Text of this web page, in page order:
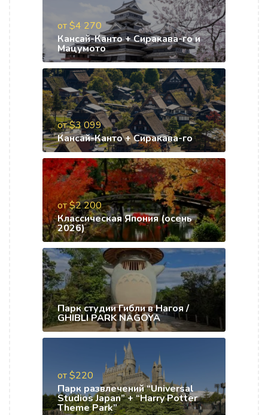
от $4 270
Кансай-Канто + Сиракава-го и
Мацумото
от $3 099
Кансай-Канто + Сиракава-го
от $2 200
Классическая Япония (осень
2026)
Парк студии Гибли в Нагоя /
GHIBLI PARK NAGOYA
от $220
Парк развлечений “Universal
Studios Japan” + “Harry Potter
Theme Park”